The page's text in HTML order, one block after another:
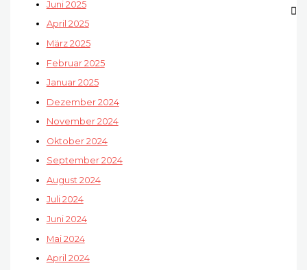
Juni 2025
April 2025
März 2025
Februar 2025
Januar 2025
Dezember 2024
November 2024
Oktober 2024
September 2024
August 2024
Juli 2024
Juni 2024
Mai 2024
April 2024